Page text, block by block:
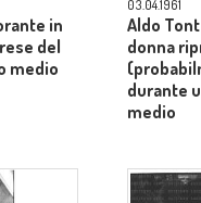
in
del
medio
03.04.1961
Aldo
donna
durante
medio